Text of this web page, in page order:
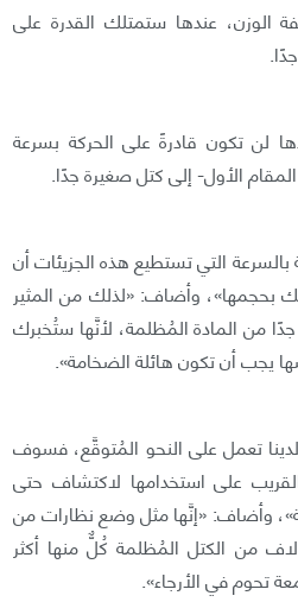
الوزن، عندها ستمتلك القدرة على
لن تكون قادرةً على الحركة بسرعة
الأول- إلى كتل صغيرة جدًا.
بالسرعة التي تستطيع هذه الجزيئات أن
بحجمها»، وأضاف: «لذلك من المثير
من المادة المُظلمة، لأنَّها ستُخبرك
يجب أن تكون هائلة الضخامة».
تعمل على النحو المُتوقَّع، فسوف
على استخدامها لاكتشاف حتى
وأضاف: «إنَّها مثل وضع نظارات من
من الكتل المُظلمة كُلٌّ منها أكثر
في الأرجاء».